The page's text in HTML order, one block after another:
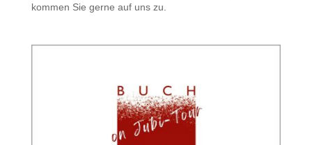
kommen Sie gerne auf uns zu.